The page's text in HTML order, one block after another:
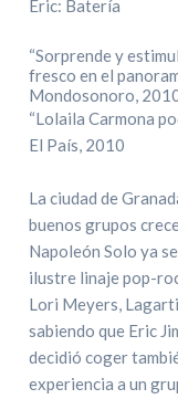
Eric: Batería
“Sorprende y
fresco en el
Mondosonoro,
“Lolaila Carmona
El País, 2010
La ciudad de
buenos grupos
Napoleón Solo ya
ilustre linaje pop-
Lori Meyers,
sabiendo que Eric
decidió coger
experiencia a un